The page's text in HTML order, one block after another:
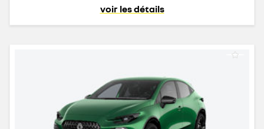
voir les détails